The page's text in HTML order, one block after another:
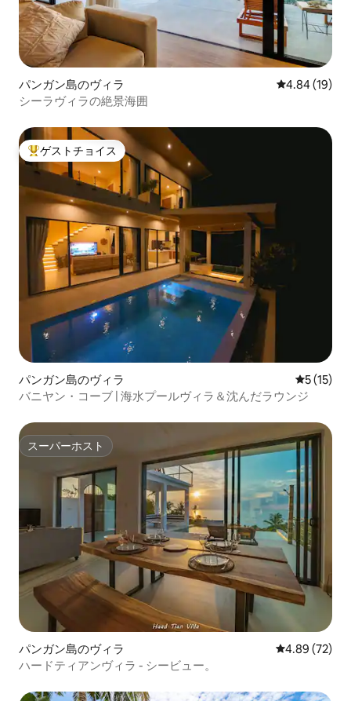
パンガン島のヴィラ レビュー19
4.84 (19)
シーラヴィラの絶景海囲
大好評のゲストチョイスです。
ゲストチョイス
パンガン島のヴィラ レビュー
5 (15)
バニヤン・コーブ | 海水プールヴィラ＆沈んだラウンジ
スーパーホスト
スーパーホスト
パンガン島のヴィラ レビュー72
4.89 (72)
ハードティアンヴィラ - シービュー。